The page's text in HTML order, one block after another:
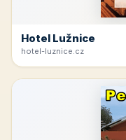
Hotel Lužnice
hotel-luznice.cz